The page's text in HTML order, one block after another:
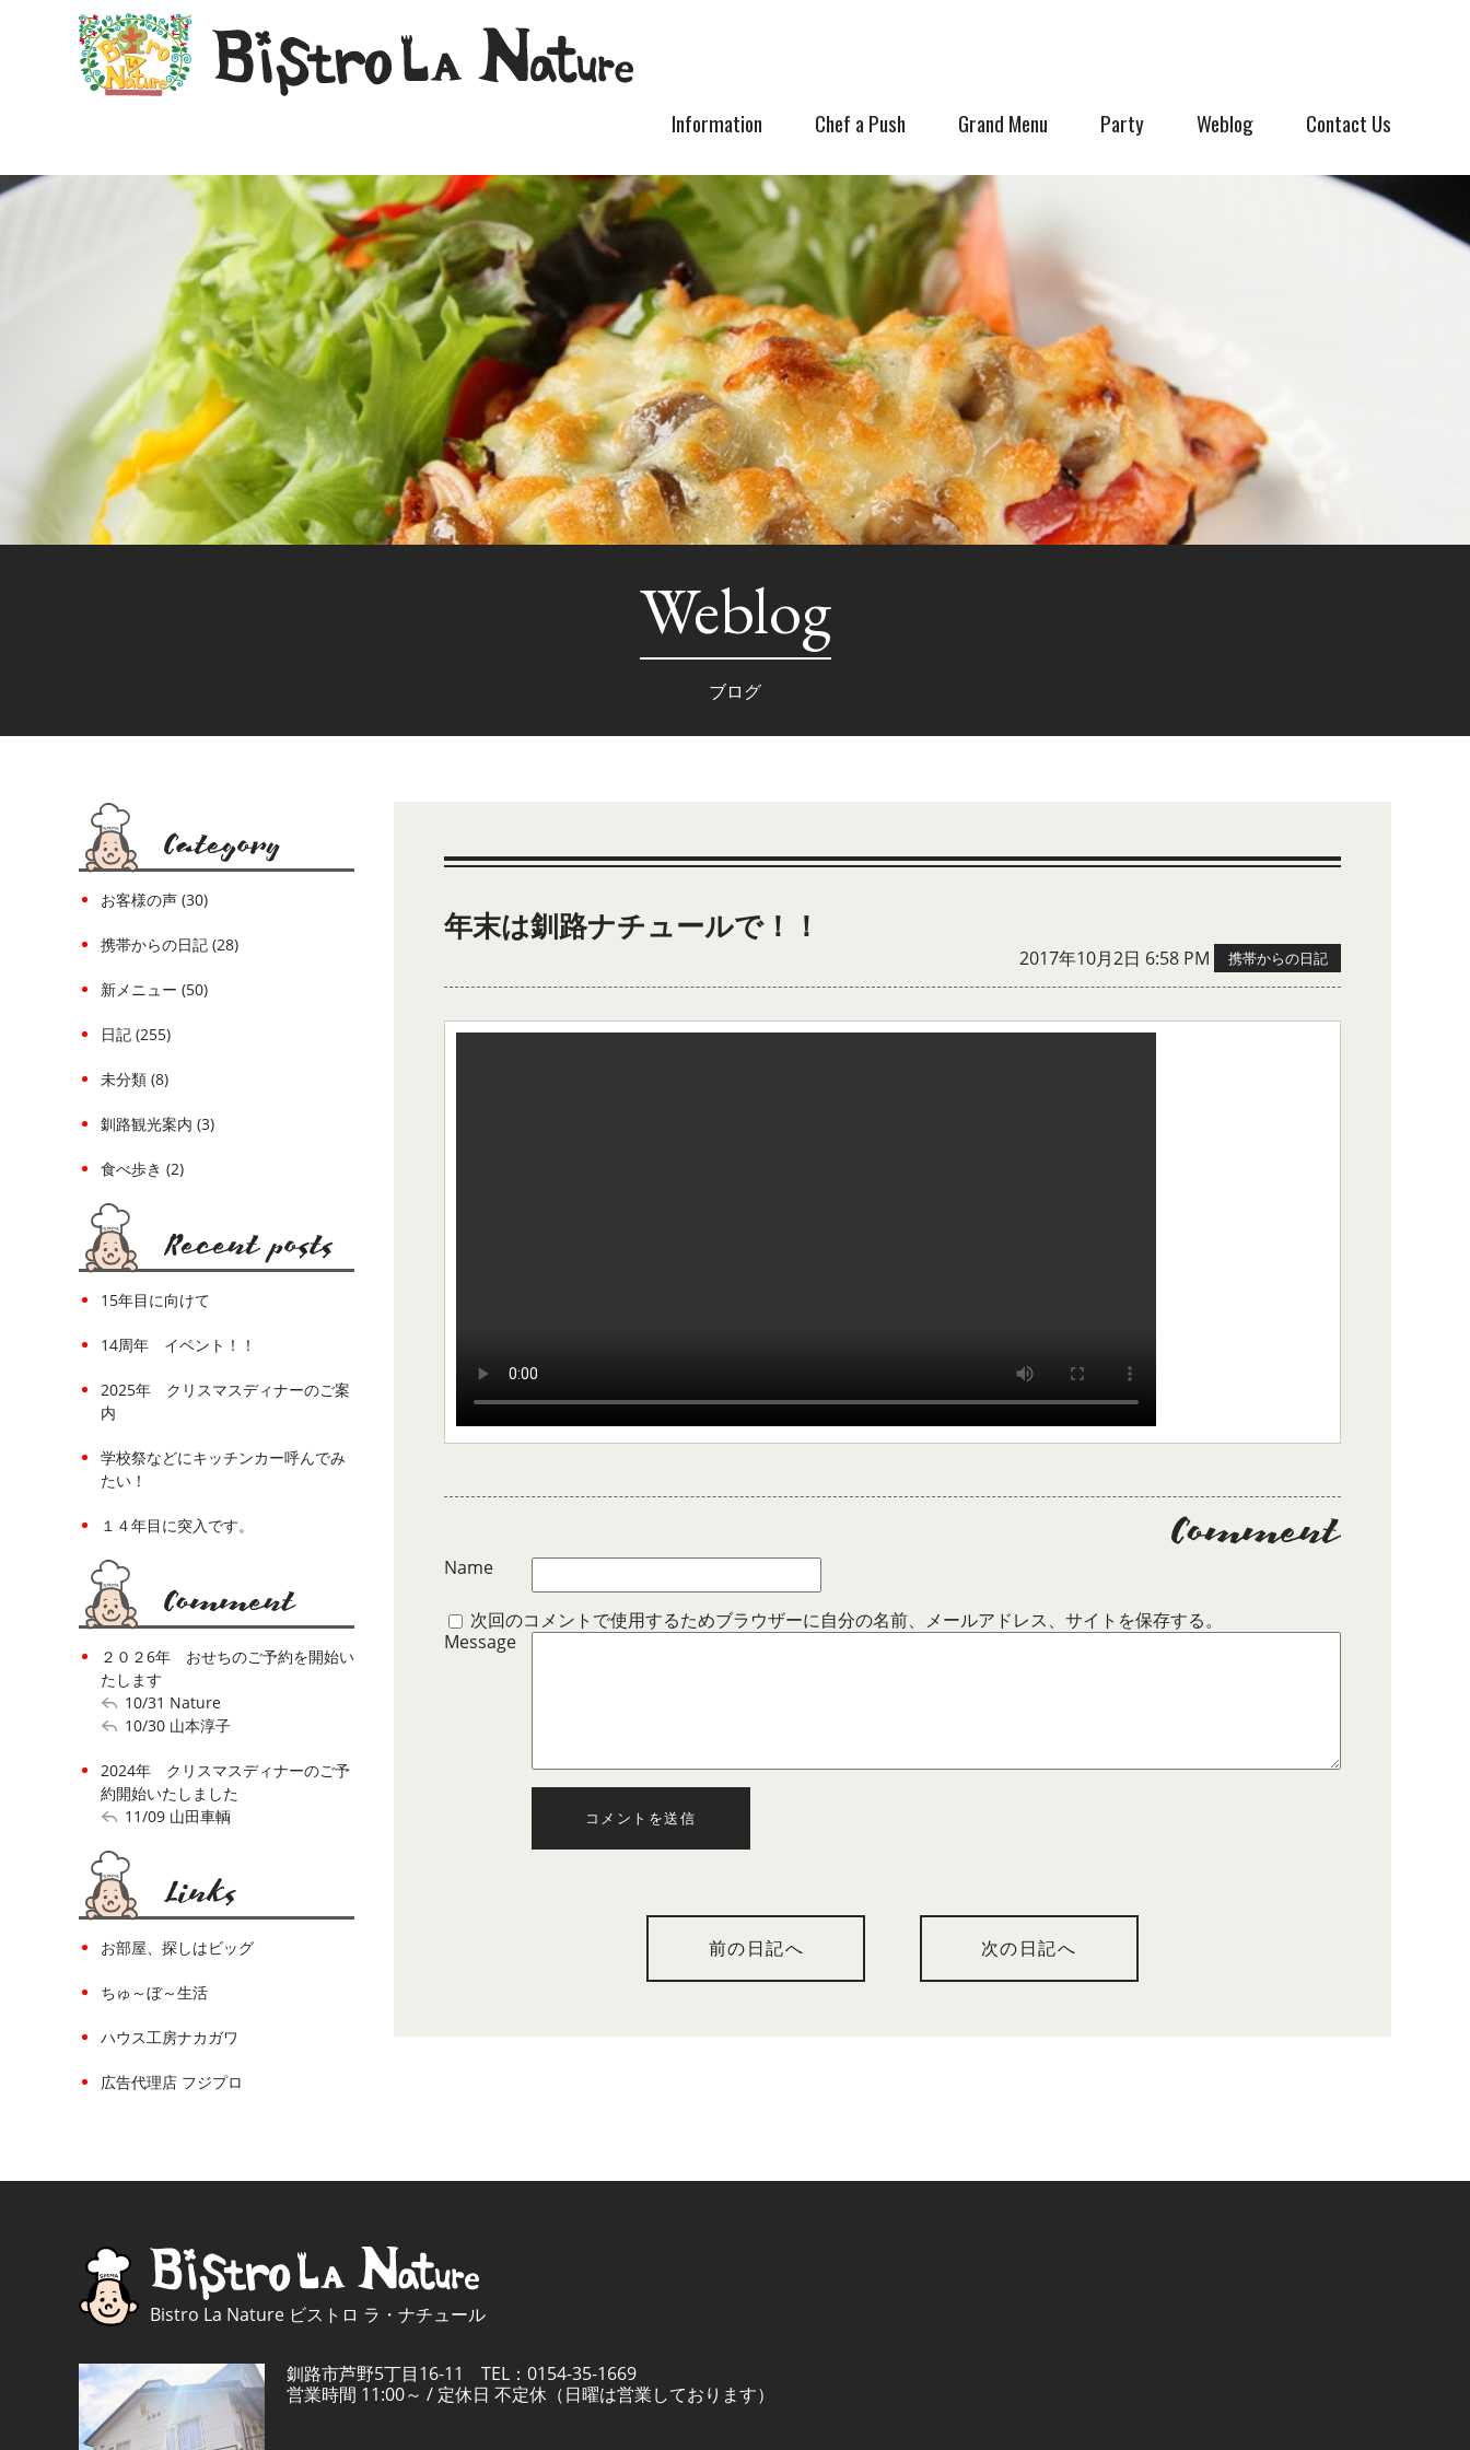
Information Chef a Push Grand Menu Party Weblog Contact Us
Weblog
ブログ
年末は釧路ナチュールで！！
2017年10月2日 6:58 PM 携帯からの日記
Name
次回のコメントで使用するためブラウザーに自分の名前、メールアドレス、サイトを保存する。
Message
コメントを送信
前の日記へ 次の日記へ
お客様の声 (30)
携帯からの日記 (28)
新メニュー (50)
日記 (255)
未分類 (8)
釧路観光案内 (3)
食べ歩き (2)
15年目に向けて
14周年 イベント！！
2025年 クリスマスディナーのご案
内
学校祭などにキッチンカー呼んでみ
たい！
１４年目に突入です。
２０２6年 おせちのご予約を開始い
たします
10/31 Nature
10/30 山本淳子
2024年 クリスマスディナーのご予
約開始いたしました
11/09 山田車輌
お部屋、探しはビッグ
ちゅ～ぼ～生活
ハウス工房ナカガワ
広告代理店 フジプロ
Bistro La Nature ビストロ ラ・ナチュール
釧路市芦野5丁目16-11 TEL：0154-35-1669
営業時間 11:00～ / 定休日 不定休（日曜は営業しております）